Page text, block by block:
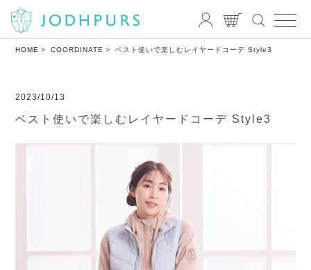
HOME COORDINATE ベスト使いで楽しむレイヤードコーデ Style3
2023/10/13
ベスト使いで楽しむレイヤードコーデ Style3